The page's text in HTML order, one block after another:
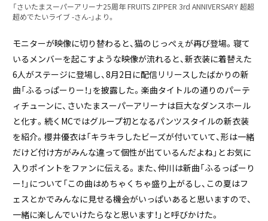
「さいたまスーパーアリーナ25周年 FRUITS ZIPPER 3rd ANNIVERSARY 超超
超めでたいライブ -さん-」より。
モニターが映像に切り替わると、猫のじっぺぇが再び登場。寝て
いるメンバーを起こすような映像が流れると、新衣装に着替えた
6人がステージに登場し、8月2日に配信リリースしたばかりの新
曲「ふるっぱーりー！」を披露した。楽曲タイトルの通りのパーテ
ィチューンに、さいたまスーパーアリーナは巨大なダンスホール
と化す。続くMCではグループ初となるパンツスタイルの新衣装
を紹介。櫻井優衣は「キラキラしたビーズが付いていて、形は一緒
だけど付け方がみんな違って個性が出ているんだよね」とお気に
入りポイントをファンに伝える。また、仲川は新曲「ふるっぱーり
ー！」について「この曲はめちゃくちゃ盛り上がるし、この夏はフ
ェスとかでみんなに見せる機会がいっぱいあると思いますので、
一緒に楽しんでいけたらなと思います！」と呼びかけた。